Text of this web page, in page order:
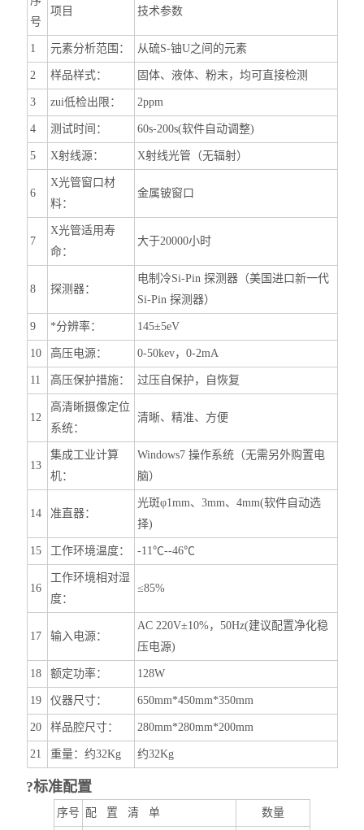
号
项目 技术参数
1 元素分析范围： 从硫S-铀U之间的元素
2 样品样式： 固体、液体、粉末，均可直接检测
3 zui低检出限： 2ppm
4 测试时间： 60s-200s(软件自动调整)
5 X射线源： X射线光管（无辐射）
6
X光管窗口材
料：
金属铍窗口
7
X光管适用寿
命：
大于20000小时
8 探测器：
电制冷Si-Pin 探测器（美国进口新一代
Si-Pin 探测器）
9 *分辨率： 145±5eV
10 高压电源： 0-50kev，0-2mA
11 高压保护措施： 过压自保护，自恢复
12
高清晰摄像定位
系统：
清晰、精准、方便
13
集成工业计算
机：
Windows7 操作系统（无需另外购置电
脑）
14 准直器：
光斑φ1mm、3mm、4mm(软件自动选
择)
15 工作环境温度： -11℃--46℃
16
工作环境相对湿
度：
≤85%
17 输入电源：
AC 220V±10%，50Hz(建议配置净化稳
压电源)
18 额定功率： 128W
19 仪器尺寸： 650mm*450mm*350mm
20 样品腔尺寸： 280mm*280mm*200mm
21 重量：约32Kg 约32Kg
?标准配置
序号 配 置 清 单 数量